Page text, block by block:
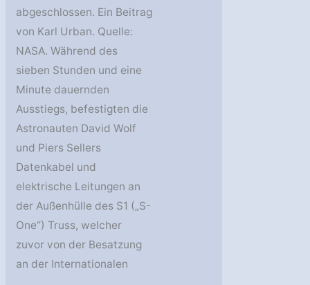
abgeschlossen. Ein Beitrag
von Karl Urban. Quelle:
NASA. Während des
sieben Stunden und eine
Minute dauernden
Ausstiegs, befestigten die
Astronauten David Wolf
und Piers Sellers
Datenkabel und
elektrische Leitungen an
der Außenhülle des S1 („S-
One“) Truss, welcher
zuvor von der Besatzung
an der Internationalen